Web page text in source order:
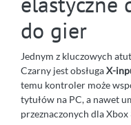
do gier
Jednym z kluczowych
Czarny jest obsługaX-
temu kontroler może
tytułów na PC, a nawet
przeznaczonych dla Xbox